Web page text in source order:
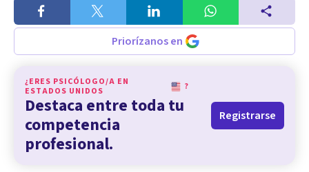
Priorízanos en
¿ERES PSICÓLOGO/A EN
ESTADOS UNIDOS
?
Destaca entre toda tu
competencia
profesional.
Registrarse